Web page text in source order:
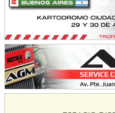
KDO - F6
Ciudad de Trenque Lauquen (Asfalto)
Trenque Lauquen (Buenos Aires)
ENTRERRIANO - F6 (POSTERGADA)
Parque de la Velocidad (Asfalto)
Villaguay (Entre Ríos)
VICTORIENSE - F7